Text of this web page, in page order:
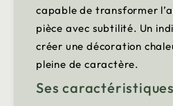
capable de transformer
pièce avec subtilité. Un
créer une décoration
pleine de caractère.
Ses